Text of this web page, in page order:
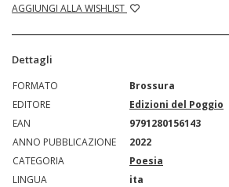
AGGIUNGI ALLA WISHLIST
Dettagli
FORMATO
Brossura
EDITORE
Edizioni del Poggio
EAN
9791280156143
ANNO PUBBLICAZIONE
2022
CATEGORIA
Poesia
LINGUA
ita